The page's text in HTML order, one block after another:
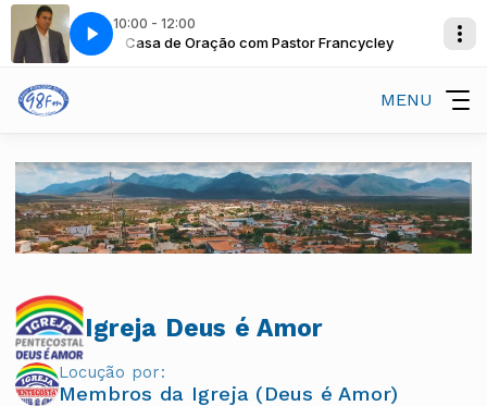
10:00 - 12:00
Casa de Oração com Pastor Francycley
Alves Conexão Regional com Francisco Alves
MENU
Igreja Deus é Amor
Locução por:
Membros da Igreja (Deus é Amor)